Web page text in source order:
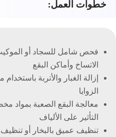
خطوات العمل:
فحص شامل للسجاد أو
الاتساخ وأماكن البقع
إزالة الغبار والأتربة
الزوايا
معالجة البقع الصعبة بمواد
التأثير على الألياف
تنظيف عميق بالبخار أو